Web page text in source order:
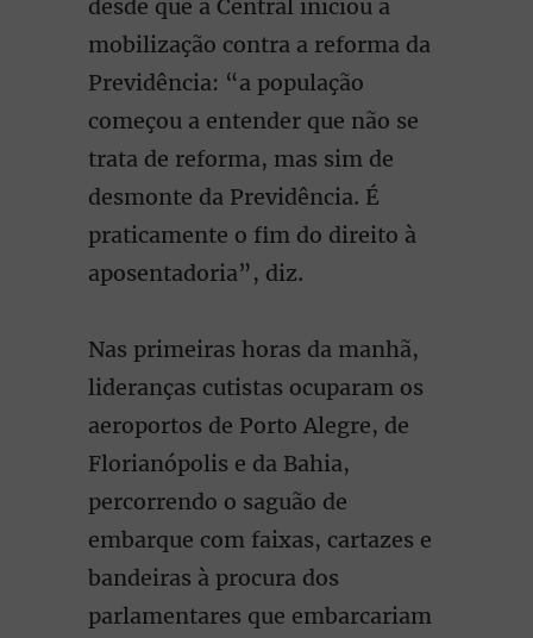
desde que a Central iniciou a
mobilização contra a reforma da
Previdência: “a população
começou a entender que não se
trata de reforma, mas sim de
desmonte da Previdência. É
praticamente o fim do direito à
aposentadoria”, diz.
Nas primeiras horas da manhã,
lideranças cutistas ocuparam os
aeroportos de Porto Alegre, de
Florianópolis e da Bahia,
percorrendo o saguão de
embarque com faixas, cartazes e
bandeiras à procura dos
parlamentares que embarcariam